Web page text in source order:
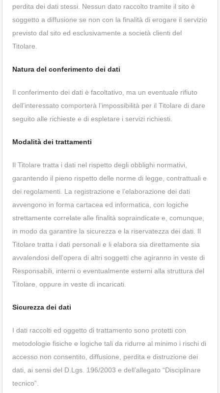
perdita dei dati stessi. Nessun dato raccolto tramite il sito è
soggetto a diffusione se non con la finalità di erogare il servizio
previsto dal sito ed esclusivamente a società clienti del
Titolare.
Natura del conferimento dei dati
Il conferimento dei dati è facoltativo, ma un eventuale rifiuto
dell’interessato comporterà l’impossibilità per il Titolare di dare
seguito alle richieste e di espletare i servizi richiesti.
Modalità dei trattamenti
Il Titolare tratta i dati nel rispetto degli obblighi normativi,
garantendo il pieno rispetto delle norme di legge, contrattuali e
dei regolamenti. La registrazione e l’elaborazione dei dati
avvengono in forma cartacea ed informatica, con logiche
strettamente correlate alle finalità sopraindicate e, comunque,
in modo da garantire la sicurezza e la riservatezza dei dati. Il
Titolare tratta i dati personali e li elabora sia direttamente sia
avvalendosi dell’opera di altri soggetti che agiranno in veste di
Responsabili, interni o eventualmente esterni alla struttura del
Titolare, oppure in veste di incaricati.
Sicurezza dei dati
I dati raccolti ed oggetto di trattamento sono protetti con
metodologie fisiche e logiche tali da ridurre al minimo i rischi di
accesso non consentito, diffusione, perdita e distruzione dei
dati, ai sensi del D.Lgs. 196/2003 e dell’allegato “Disciplinare
tecnico”.